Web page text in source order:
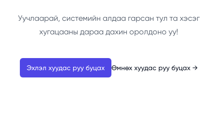
Уучлаарай, системийн алдаа гарсан тул та хэсэг
хугацааны дараа дахин оролдоно уу!
Эхлэл хуудас руу буцах Өмнөх хуудас руу буцах →